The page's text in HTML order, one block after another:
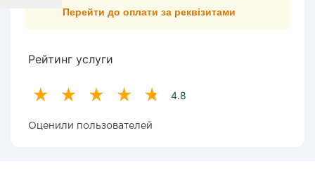
Перейти до оплати за реквізитами
Рейтинг услуги
4.8
Оценили пользователей